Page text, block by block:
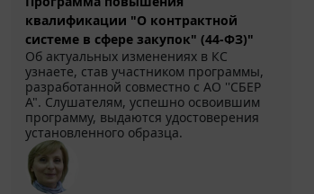
квалификации "О контрактной
системе в сфере закупок" (44-ФЗ)"
Об актуальных изменениях в КС
узнаете, став участником программы,
разработанной совместно с АО ''СБЕР
А". Слушателям, успешно освоившим
программу, выдаются удостоверения
установленного образца.